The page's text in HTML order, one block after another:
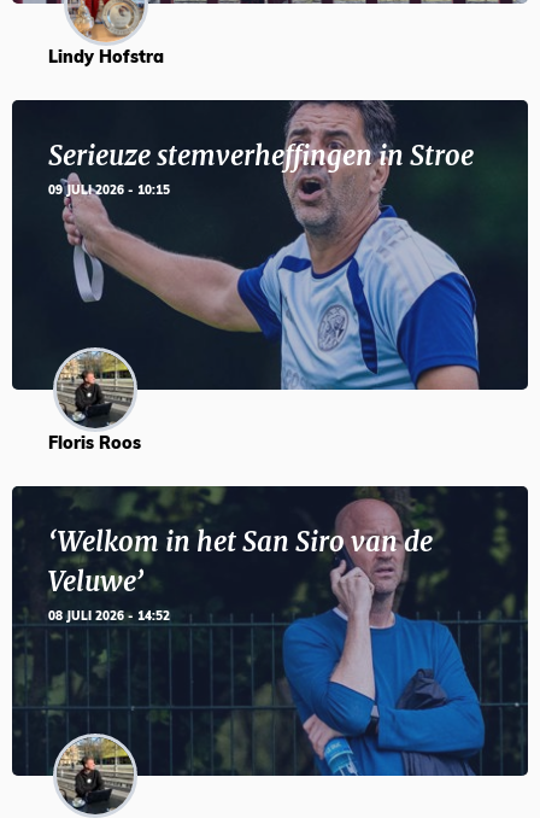
Lindy Hofstra
Serieuze stemverheffingen in Stroe
09 JULI 2026 - 10:15
Floris Roos
‘Welkom in het San Siro van de
Veluwe’
08 JULI 2026 - 14:52